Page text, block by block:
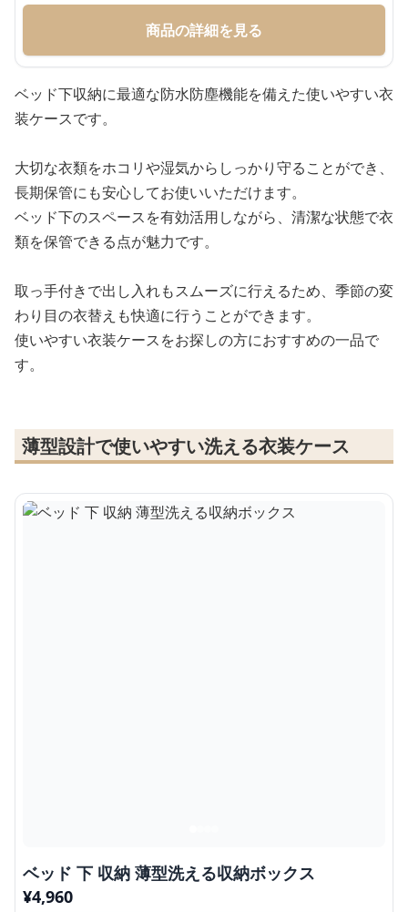
商品の詳細を見る
ベッド下収納に最適な防水防塵機能を備えた使いやすい衣
装ケースです。
大切な衣類をホコリや湿気からしっかり守ることができ、
長期保管にも安心してお使いいただけます。
ベッド下のスペースを有効活用しながら、清潔な状態で衣
類を保管できる点が魅力です。
取っ手付きで出し入れもスムーズに行えるため、季節の変
わり目の衣替えも快適に行うことができます。
使いやすい衣装ケースをお探しの方におすすめの一品で
す。
薄型設計で使いやすい洗える衣装ケース
ベッド 下 収納 薄型洗える収納ボックス
¥4,960